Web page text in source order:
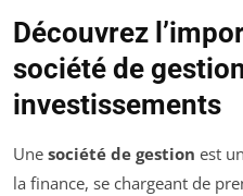
Découvrez
société de
investissements
Une société de gestion est
la finance, se chargeant de